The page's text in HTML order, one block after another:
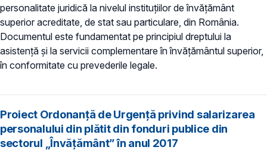
personalitate juridică la nivelul instituţiilor de învăţământ
superior acreditate, de stat sau particulare, din România.
Documentul este fundamentat pe principiul dreptului la
asistenţă şi la servicii complementare în învăţământul superior,
în conformitate cu prevederile legale.
Proiect Ordonanţă de Urgenţă privind salarizarea
personalului din plătit din fonduri publice din
sectorul „Învăţământ” în anul 2017